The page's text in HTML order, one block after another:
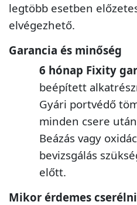
legtöbb esetben
elvégezhető.
Garancia és minőség
6 hónap Fixity
beépített
Gyári portvédő
minden csere
Beázás vagy
bevizsgálás
előtt.
Mikor érdemes